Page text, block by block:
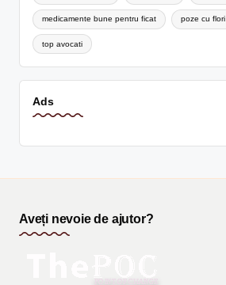
medicamente bune pentru ficat poze cu flori
top avocati
Ads
Aveți nevoie de ajutor?